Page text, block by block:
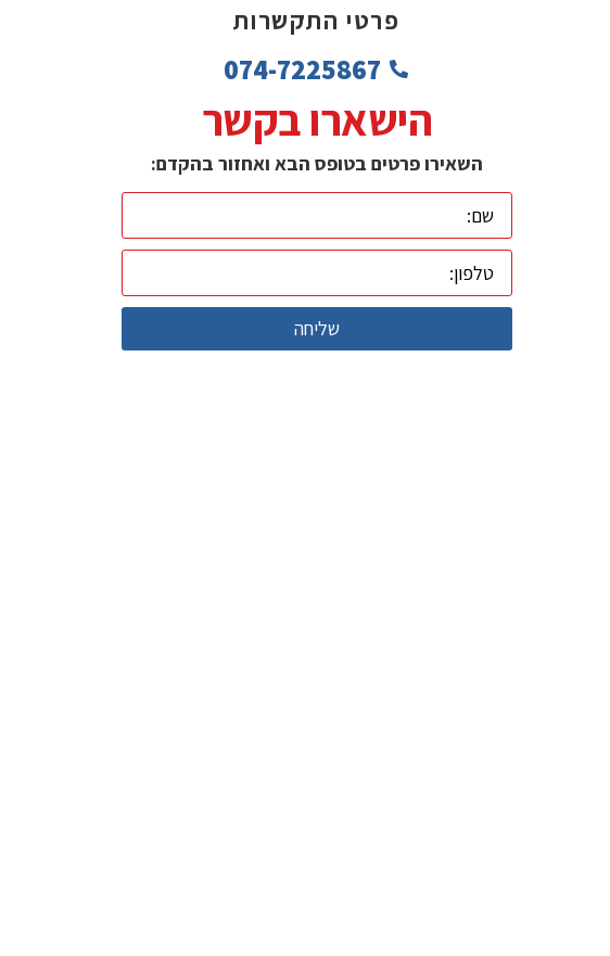
פרטי התקשרות
074-7225867
הישארו בקשר
השאירו פרטים בטופס הבא ואחזור בהקדם:
שליחה